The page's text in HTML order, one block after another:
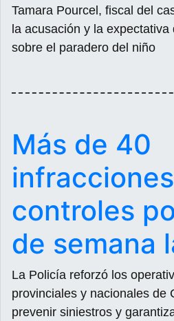
Tamara Pourcel, fiscal del
la acusación y la
sobre el paradero del niño
Más de 40
controles
de semana
La Policía reforzó los
provinciales y nacionales de
prevenir siniestros y